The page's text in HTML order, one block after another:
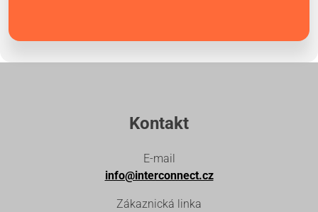
Kontakt
E-mail
info@interconnect.cz
Zákaznická linka